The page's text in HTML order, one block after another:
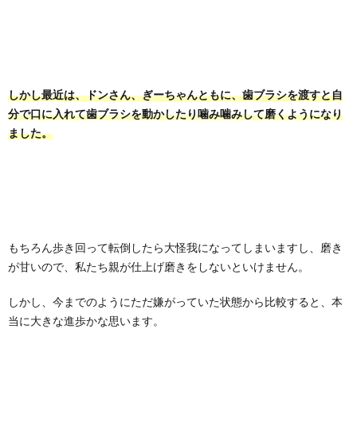
しかし最近は、ドンさん、ぎーちゃんともに、歯ブラシを渡すと自
分で口に入れて歯ブラシを動かしたり噛み噛みして磨くようになり
ました。
もちろん歩き回って転倒したら大怪我になってしまいますし、磨き
が甘いので、私たち親が仕上げ磨きをしないといけません。
しかし、今までのようにただ嫌がっていた状態から比較すると、本
当に大きな進歩かな思います。